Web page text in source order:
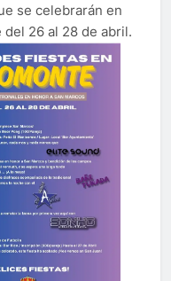
se celebrarán en
del 26 al 28 de abril.